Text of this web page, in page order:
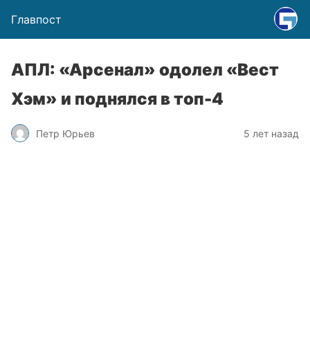
Главпост
АПЛ: «Арсенал» одолел «Вест
Хэм» и поднялся в топ-4
Петр Юрьев 5 лет назад